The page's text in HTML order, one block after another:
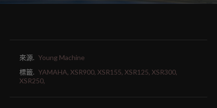
來源. Young Machine
標籤. YAMAHA, XSR900, XSR155, XSR125, XSR300,
XSR250,